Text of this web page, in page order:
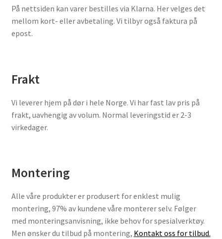
På nettsiden kan varer bestilles via Klarna. Her velges det
mellom kort- eller avbetaling. Vi tilbyr også faktura på
epost.
Frakt
Vi leverer hjem på dør i hele Norge. Vi har fast lav pris på
frakt, uavhengig av volum. Normal leveringstid er 2-3
virkedager.
Montering
Alle våre produkter er produsert for enklest mulig
montering, 97% av kundene våre monterer selv. Følger
med monteringsanvisning, ikke behov for spesialverktøy.
Men ønsker du tilbud på montering, Kontakt oss for tilbud.